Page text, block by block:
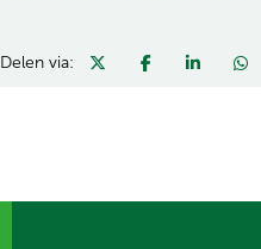
Delen via: